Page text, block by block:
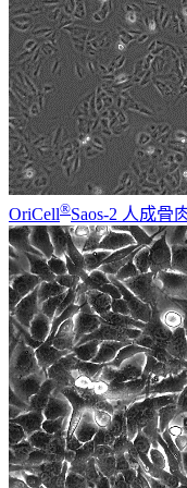
OriCell®Saos-2 人成骨